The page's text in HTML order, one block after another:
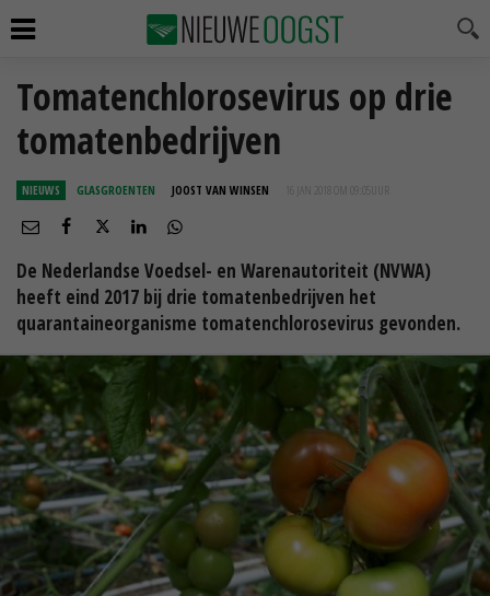
Tomatenchlorosevirus op drie
tomatenbedrijven
NIEUWS GLASGROENTEN JOOST VAN WINSEN 16 JAN 2018 OM 09:05
De Nederlandse Voedsel- en Warenautoriteit (NVWA)
heeft eind 2017 bij drie tomatenbedrijven het
quarantaineorganisme tomatenchlorosevirus gevonden.